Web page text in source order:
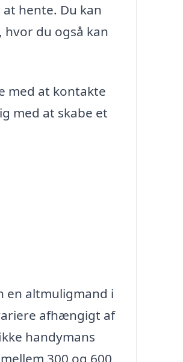
hente. Du kan
du også kan
med at kontakte
med at skabe et
en altmuligmand i
afhængigt af
handymans
300 og 600